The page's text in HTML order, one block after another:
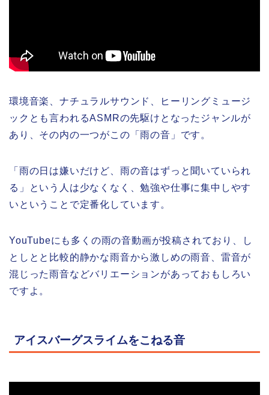
環境音楽、ナチュラルサウンド、ヒーリングミュージ
ックとも言われるASMRの先駆けとなったジャンルが
あり、その内の一つがこの「雨の音」です。
「雨の日は嫌いだけど、雨の音はずっと聞いていられ
る」という人は少なくなく、勉強や仕事に集中しやす
いということで定番化しています。
YouTubeにも多くの雨の音動画が投稿されており、し
としとと比較的静かな雨音から激しめの雨音、雷音が
混じった雨音などバリエーションがあっておもしろい
ですよ。
アイスバーグスライムをこねる音